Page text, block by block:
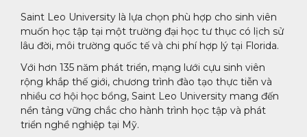
Saint Leo University là lựa chọn phù hợp cho sinh viên
muốn học tập tại một trường đại học tư thục có lịch sử
lâu đời, môi trường quốc tế và chi phí hợp lý tại Florida.
Với hơn 135 năm phát triển, mạng lưới cựu sinh viên
rộng khắp thế giới, chương trình đào tạo thực tiễn và
nhiều cơ hội học bổng, Saint Leo University mang đến
nền tảng vững chắc cho hành trình học tập và phát
triển nghề nghiệp tại Mỹ.